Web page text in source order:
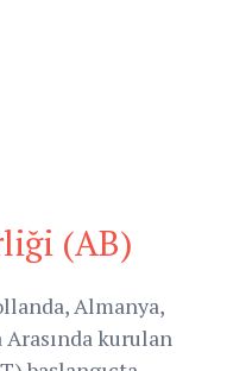
(AB)
Almanya,
kurulan